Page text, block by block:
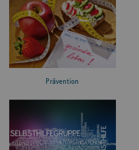
Prävention